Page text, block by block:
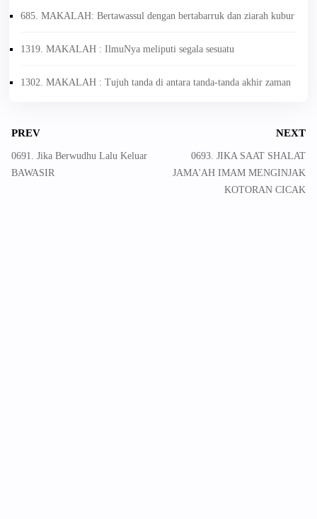
685. MAKALAH: Bertawassul dengan bertabarruk dan ziarah kubur
1319. MAKALAH : IlmuNya meliputi segala sesuatu
1302. MAKALAH : Tujuh tanda di antara tanda-tanda akhir zaman
PREV
0691. Jika Berwudhu Lalu Keluar
BAWASIR
NEXT
0693. JIKA SAAT SHALAT
JAMA'AH IMAM MENGINJAK
KOTORAN CICAK